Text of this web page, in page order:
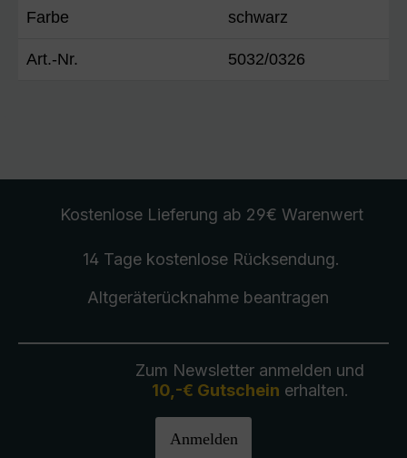
Farbe schwarz
Art.-Nr. 5032/0326
Kostenlose Lieferung ab 29€ Warenwert
14 Tage kostenlose Rücksendung.
Altgeräterücknahmebeantragen
Zum Newsletter anmelden und
10,-€ Gutschein erhalten.
Anmelden